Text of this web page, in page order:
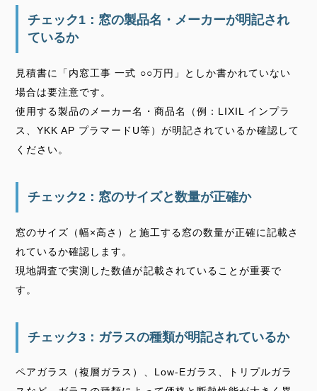
チェック1：窓の製品名・メーカーが明記され
ているか
見積書に「内窓工事 一式 ○○万円」としか書かれていない
場合は要注意です。
使用する製品のメーカー名・商品名（例：LIXIL インプラ
ス、YKK AP プラマードU等）が明記されているか確認して
ください。
チェック2：窓のサイズと数量が正確か
窓のサイズ（幅×高さ）と施工する窓の数量が正確に記載さ
れているか確認します。
現地調査で実測した数値が記載されていることが重要で
す。
チェック3：ガラスの種類が明記されているか
ペアガラス（複層ガラス）、Low-Eガラス、トリプルガラ